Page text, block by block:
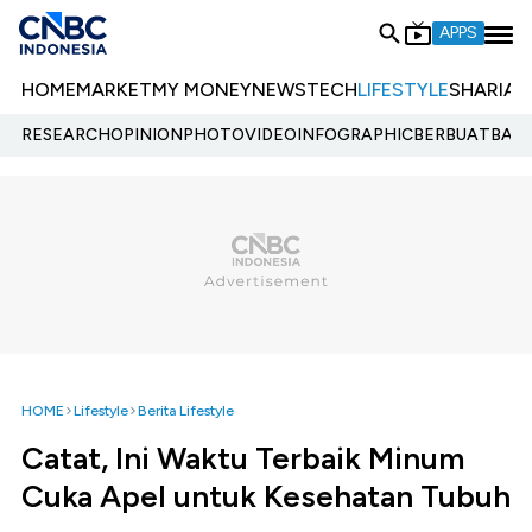
APPS
HOMEMARKETMY MONEYNEWSTECHLIFESTYLESHARIA
RESEARCHOPINIONPHOTOVIDEOINFOGRAPHIC
HOME Lifestyle Berita Lifestyle
Catat, Ini Waktu Terbaik Minum
Cuka Apel untuk Kesehatan Tubuh